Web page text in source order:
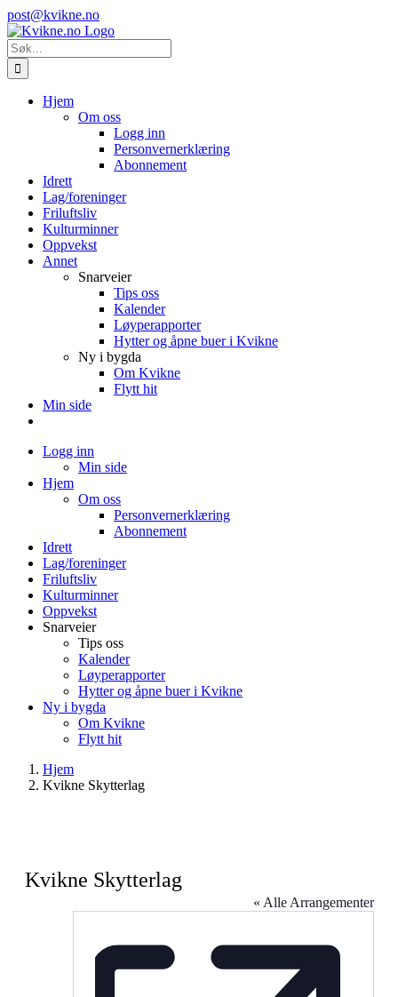
Skip
to
content
Instagram
E-
post
post@kvikne.no
Søk
etter:
Hjem
Om oss
Logg inn
Personvernerklæring
Abonnement
Idrett
Lag/foreninger
Friluftsliv
Kulturminner
Oppvekst
Annet
Snarveier
Tips oss
Kalender
Løyperapporter
Hytter og åpne buer i Kvikne
Ny i bygda
Om Kvikne
Flytt hit
Min side
Logg inn
Min side
Hjem
Om oss
Personvernerklæring
Abonnement
Idrett
Lag/foreninger
Friluftsliv
Kulturminner
Oppvekst
Snarveier
Tips oss
Kalender
Løyperapporter
Hytter og åpne buer i Kvikne
Ny i bygda
Om Kvikne
Flytt hit
Hjem
Kvikne Skytterlag
Kvikne Skytterlag
« Alle Arrangementer